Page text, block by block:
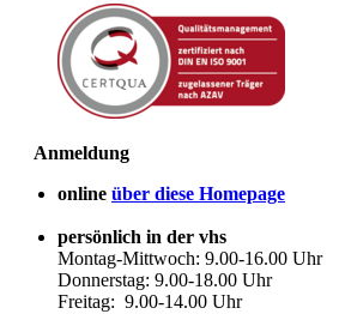
Anmeldung
online über diese Homepage
persönlich in der vhs
Montag-Mittwoch: 9.00-16.00 Uhr
Donnerstag: 9.00-18.00 Uhr
Freitag: 9.00-14.00 Uhr